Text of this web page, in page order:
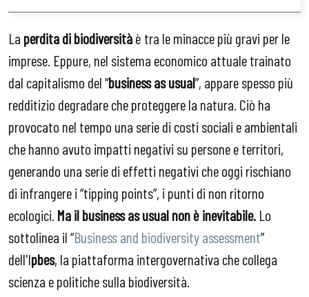
La perdita di biodiversitàè tra le minacce più gravi per le
imprese. Eppure, nel sistema economico attuale trainato
dal capitalismo del “business as usual”, appare spesso più
redditizio degradare che proteggere la natura. Ciò ha
provocato nel tempo una serie di costi sociali e ambientali
che hanno avuto impatti negativi su persone e territori,
generando una serie di effetti negativi che oggi rischiano
di infrangere i “tipping points”, i punti di non ritorno
ecologici. Ma il business as usual non è inevitabile. Lo
sottolinea il “Business and biodiversity assessment”
dell'Ipbes, la piattaforma intergovernativa che collega
scienza e politiche sulla biodiversità.